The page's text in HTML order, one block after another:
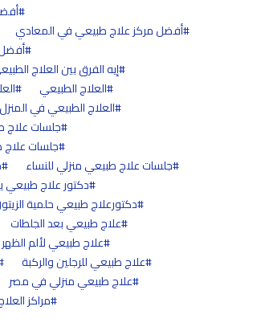
أفضل مركز علاج طبيعي في المعادي
إيه الفرق بين العلاج
العلاج الطبيعي
العلاج الطبيعي في المنزل
جلسات علاج
جلسات
جلسات علاج طبيعي منزلي للنساء
دكتور علاج طبيعي
دكتورعلاج طبيعي حلمية
علاج طبيعي بعد الجلطات
علاج طبيعي لألم الظهر
علاج طبيعي للرجلين والركبة
علاج طبيعي منزلي في مصر
مراكز